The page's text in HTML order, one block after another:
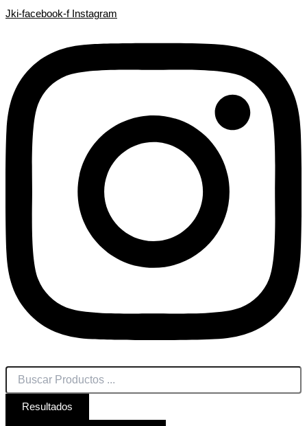
Ir
Jki-facebook-f Instagram
...
Resultados
...